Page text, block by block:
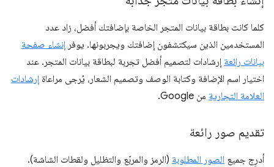
كلما كانت بطاقة بيانات المتجر الخاصة بإضافتك أفضل، زاد عدد
المستخدمين الذين سيكتشفون إضافتك ويجربونها. يوفر إنشاء صفحة
بيانات رائعة إرشادات لتصميم أفضل تجربة لبطاقة بيانات المتجر. عند
اختيار اسم الإضافة وكتابة الوصف وتصميم الشعار، يُرجى مراعاة إرشادات
العلامة التجارية من Google.
تقديم صور رائعة
أدرِج جميع الصور المطلوبة (الرمز والمربّع والتظليل ولقطات الشاشة).